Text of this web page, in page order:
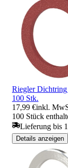
Riegler
100 Stk.
17,99 €inkl.
100 Stück
Lieferung bis
Details anzeigen